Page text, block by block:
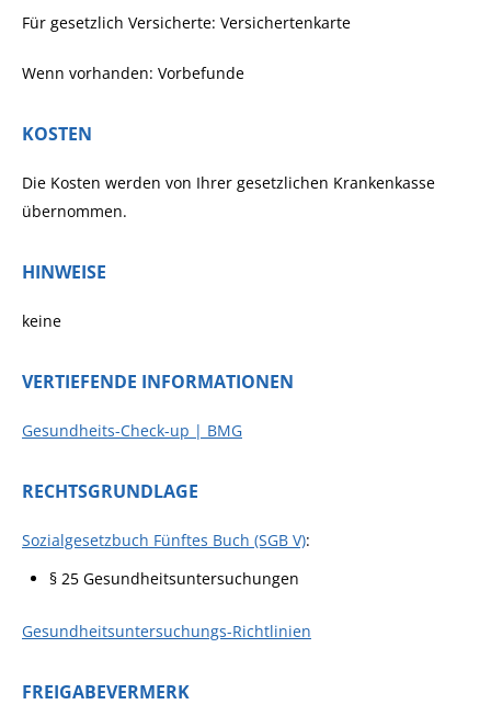
Für gesetzlich Versicherte: Versichertenkarte
Wenn vorhanden: Vorbefunde
KOSTEN
Die Kosten werden von Ihrer gesetzlichen Krankenkasse
übernommen.
HINWEISE
keine
VERTIEFENDE INFORMATIONEN
Gesundheits-Check-up | BMG
RECHTSGRUNDLAGE
Sozialgesetzbuch Fünftes Buch (SGB V):
§ 25 Gesundheitsuntersuchungen
Gesundheitsuntersuchungs-Richtlinien
FREIGABEVERMERK